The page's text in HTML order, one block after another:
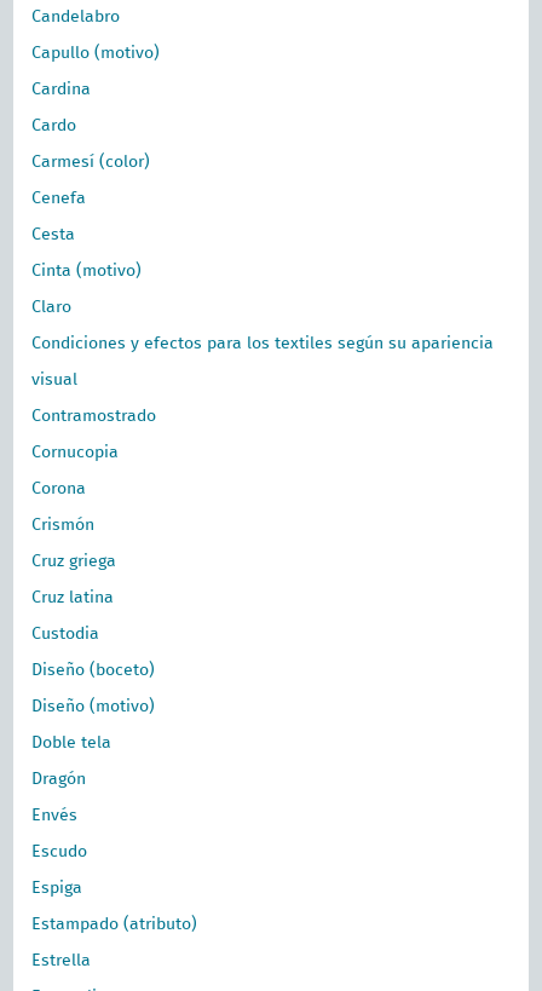
Candelabro
Capullo (motivo)
Cardina
Cardo
Carmesí (color)
Cenefa
Cesta
Cinta (motivo)
Claro
Condiciones y efectos para los textiles según su apariencia
visual
Contramostrado
Cornucopia
Corona
Crismón
Cruz griega
Cruz latina
Custodia
Diseño (boceto)
Diseño (motivo)
Doble tela
Dragón
Envés
Escudo
Espiga
Estampado (atributo)
Estrella